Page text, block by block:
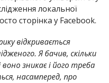
локальної
сторінка у Facebook.
відкривається
Я бачив, скільки
воно зникає і його треба
насамперед, про